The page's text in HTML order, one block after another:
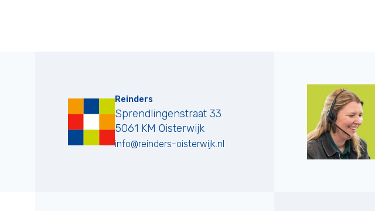
Reinders
Sprendlingenstraat 33
5061 KM Oisterwijk
info@reinders-oisterwijk.nl